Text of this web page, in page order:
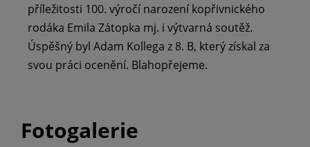
příležitosti 100. výročí narození kopřivnického
rodáka Emila Zátopka mj. i výtvarná soutěž.
Úspěšný byl Adam Kollega z 8. B, který získal za
svou práci ocenění. Blahopřejeme.
Fotogalerie